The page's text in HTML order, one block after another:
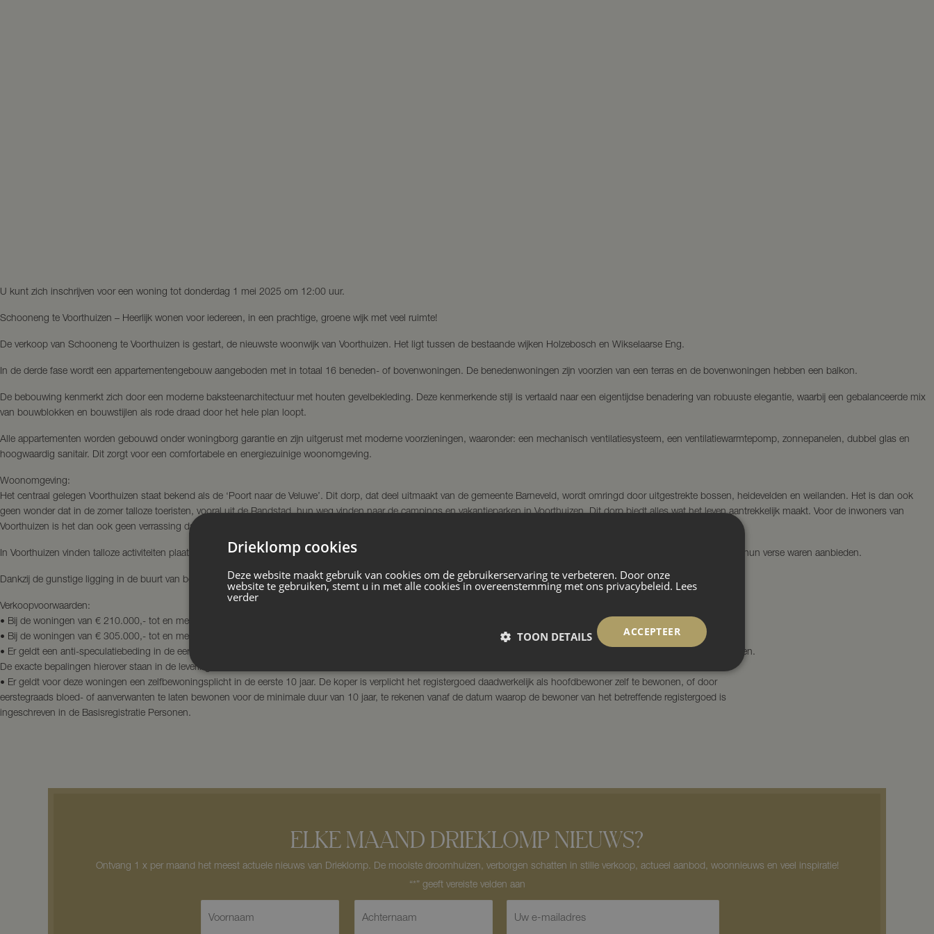
U kunt zich inschrijven voor een woning tot donderdag 1 mei 2025 om 12:00 uur.
Schooneng te Voorthuizen – Heerlijk wonen voor iedereen, in een prachtige, groene wijk met veel ruimte!
De verkoop van Schooneng te Voorthuizen is gestart, de nieuwste woonwijk van Voorthuizen. Het ligt tussen de bestaande wijken Holzebosch en Wikselaarse Eng.
In de derde fase wordt een appartementengebouw aangeboden met in totaal 16 beneden- of bovenwoningen. De benedenwoningen zijn voorzien van een terras en de bovenwoningen hebben een balkon.
De bebouwing kenmerkt zich door een moderne baksteenarchitectuur met houten gevelbekleding. Deze kenmerkende stijl is vertaald naar een eigentijdse benadering van robuuste elegantie, waarbij een gebalanceerde mix
van bouwblokken en bouwstijlen als rode draad door het hele plan loopt.
Alle appartementen worden gebouwd onder woningborg garantie en zijn uitgerust met moderne voorzieningen, waaronder: een mechanisch ventilatiesysteem, een ventilatiewarmtepomp, zonnepanelen, dubbel glas en
hoogwaardig sanitair. Dit zorgt voor een comfortabele en energiezuinige woonomgeving.
Woonomgeving:
Het centraal gelegen Voorthuizen staat bekend als de ‘Poort naar de Veluwe’. Dit dorp, dat deel uitmaakt van de gemeente Barneveld, wordt omringd door uitgestrekte bossen, heidevelden en weilanden. Het is dan ook
geen wonder dat in de zomer talloze toeristen, vooral uit de Randstad, hun weg vinden naar de campings en vakantieparken in Voorthuizen. Dit dorp biedt alles wat het leven aantrekkelijk maakt. Voor de inwoners van
Voorthuizen is het dan ook geen verrassing dat het hier zo prettig wonen is.
In Voorthuizen vinden talloze activiteiten plaats. Het gezellige centrum, met een lange winkelstraat en tal van horecagelegenheden, is elke zaterdag de plek waar marktkooplieden hun verse waren aanbieden.
Dankzij de gunstige ligging in de buurt van belangrijke uitvalswegen, is de levendigheid van de grote stad snel te bereiken.
Verkoopvoorwaarden:
• Bij de woningen van € 210.000,- tot en met € 280.000,- geldt een maximaal (gezamenlijk) bruto jaarinkomen van € 60.000,–;
• Bij de woningen van € 305.000,- tot en met € 315.000,- geldt een maximaal (gezamenlijk) bruto jaarinkomen van € 70.000,–;
• Er geldt een anti-speculatiebeding in de eerste 10 jaar van bewoning. Indien u binnen 10 jaar de woning verkoopt, moet u een deel van de eventuele meeropbrengst terugbetalen.
De exacte bepalingen hierover staan in de leveringsakte;
• Er geldt voor deze woningen een zelfbewoningsplicht in de eerste 10 jaar. De koper is verplicht het registergoed daadwerkelijk als hoofdbewoner zelf te bewonen, of door
eerstegraads bloed- of aanverwanten te laten bewonen voor de minimale duur van 10 jaar, te rekenen vanaf de datum waarop de bewoner van het betreffende registergoed is
ingeschreven in de Basisregistratie Personen.
ELKE MAAND DRIEKLOMP NIEUWS?
Ontvang 1 x per maand het meest actuele nieuws van Drieklomp. De mooiste droomhuizen, verborgen schatten in stille verkoop, actueel aanbod, woonnieuws en veel inspiratie!
Drieklomp cookies
Deze website maakt gebruik van cookies om de gebruikerservaring te verbeteren. Door onze
website te gebruiken, stemt u in met alle cookies in overeenstemming met ons privacybeleid. Lees
verder
ACCEPTEER
TOON DETAILS